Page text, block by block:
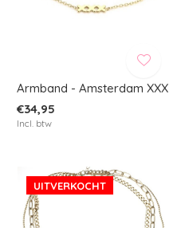
Armband - Amsterdam XXX
€34,95
Incl. btw
UITVERKOCHT